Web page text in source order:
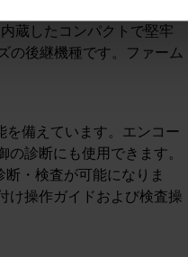
現場に持ち運んで行える
蔵したコンパクトで堅牢
の後継機種です。ファーム
を備えています。エンコー
診断にも使用できます。
・検査が可能になりま
け操作ガイドおよび検査操